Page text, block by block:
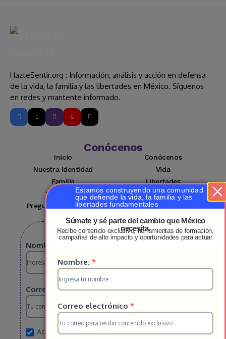
HazteSentir.org : Información, análisis y acción en defensa
de la vida, la familia y las libertades en México. Síguenos
en redes y mantente informado.
Conócenos
Inicio
Conócenos
Nuestra Identidad
Vida
Familia
Libertades
Suscríbete
Mi cuenta
Preguntas Frecuentes
Contacto
Suscribete a nuestro boletin
Suscripcion
HS
2025
Nombre:
Correo electrónico*
Acepto el aviso de privacidad
Estamos construyendo una comunidad
que defiende la vida, la familia y las
libertades fundamentales
Súmate y sé parte del cambio que México
necesita.
Recibe contenido exclusivo, herramientas de formación,
campañas de alto impacto y oportunidades para actuar
Suscripcion
HS
2025
Nombre: *
Correo electrónico *